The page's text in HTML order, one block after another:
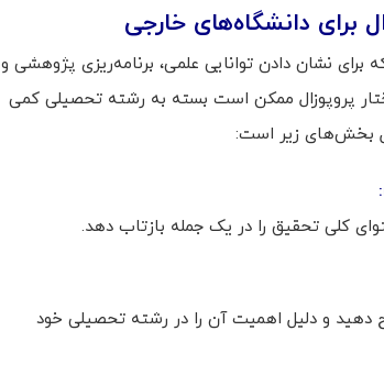
برای دانشگاه‌های خارجی
نشان دادن توانایی علمی، برنامه‌ریزی پژوهشی و
پروپوزال ممکن است بسته به رشته تحصیلی کمی
بخش‌های زیر است:
کلی تحقیق را در یک جمله بازتاب دهد.
دهید و دلیل اهمیت آن را در رشته تحصیلی خود